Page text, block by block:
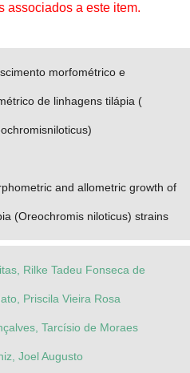
associados a este item.
morfométrico e
de linhagens tilápia (
and allometric growth of
(Oreochromis niloticus) strains
Rilke Tadeu Fonseca de
Priscila Vieira Rosa
Tarcísio de Moraes
Joel Augusto